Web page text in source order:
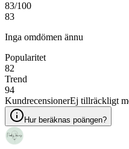
83/100
83
Inga omdömen ännu
Popularitet
82
Trend
94
KundrecensionerEj tillräckligt
Hur beräknas poängen?